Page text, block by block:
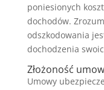
poniesionych
dochodów.
odszkodowania
dochodzenia
Złożoność
Umowy